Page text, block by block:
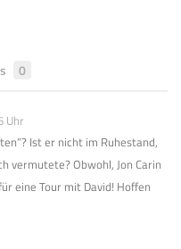
0
Uhr
Ist er nicht im Ruhestand,
vermutete? Obwohl, Jon Carin
eine Tour mit David! Hoffen